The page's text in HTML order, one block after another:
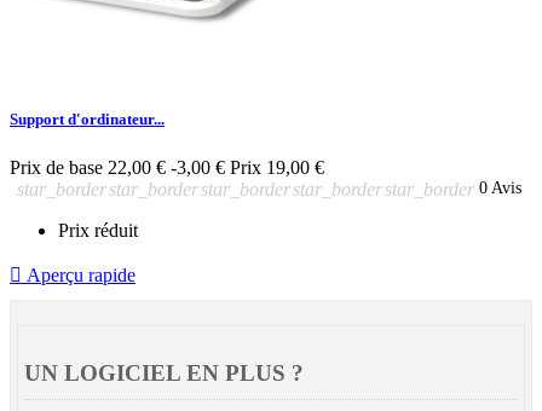
Support d'ordinateur...
Prix de base 22,00 € -3,00 € Prix 19,00 €
star_borderstar_borderstar_borderstar_borderstar_border 0 Avis
Prix réduit
 Aperçu rapide
UN LOGICIEL EN PLUS ?